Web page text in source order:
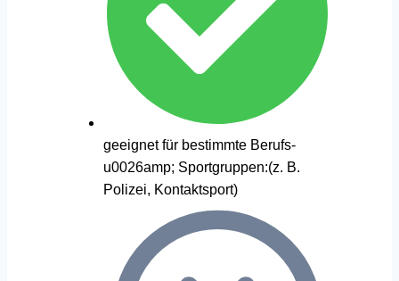
geeignet für bestimmte Berufs-
u0026amp; Sportgruppen:(z. B.
Polizei, Kontaktsport)